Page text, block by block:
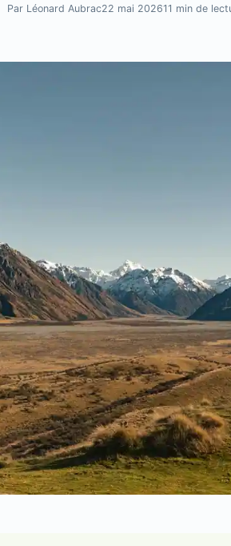
Par Léonard Aubrac22 mai 202611 min de